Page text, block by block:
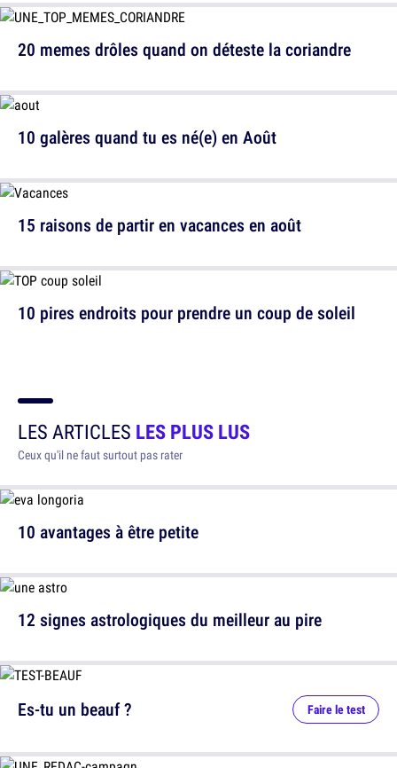
20 memes drôles quand on déteste la coriandre
15 raisons de partir en vacances en août
10 galères quand tu es né(e) en Août
10 pires endroits pour prendre un coup de soleil
LES ARTICLES LES PLUS LUS
Ceux qu'il ne faut surtout pas rater
10 avantages à être petite
12 signes astrologiques du meilleur au pire
Es-tu un beauf ? Faire le test